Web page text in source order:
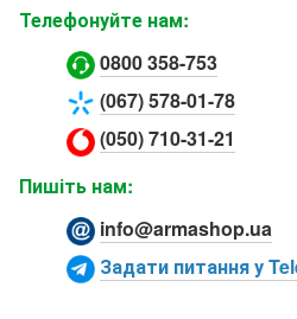
Телефонуйте нам:
0800 358-753
(067) 578-01-78
(050) 710-31-21
Пишіть нам:
info@armashop.ua
Задати питання у